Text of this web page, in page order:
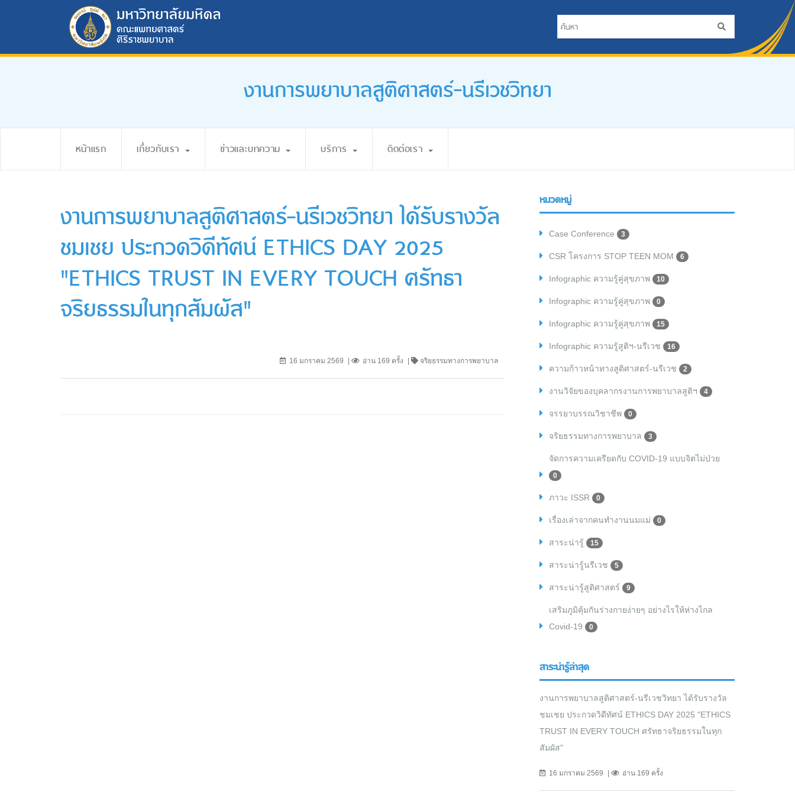
งานการพยาบาลสูติศาสตร์-นรีเวชวิทยา
หน้าแรก เกี่ยวกับเรา ข่าวและบทความ บริการ ติดต่อเรา
งานการพยาบาลสูติศาสตร์-นรีเวชวิทยา ได้รับรางวัล
ชมเชย ประกวดวิดีทัศน์ ETHICS DAY 2025
"ETHICS TRUST IN EVERY TOUCH ศรัทธา
จริยธรรมในทุกสัมผัส"
16 มกราคม 2569 อ่าน 169 ครั้ง จริยธรรมทางการพยาบาล
หมวดหมู่
Case Conference 3
CSR โครงการ STOP TEEN MOM 6
Infographic ความรู้คู่สุขภาพ 10
Infographic ความรู้คู่สุขภาพ 0
Infographic ความรู้คู่สุขภาพ 15
Infographic ความรู้สูติฯ-นรีเวช 16
ความก้าวหน้าทางสูติศาสตร์-นรีเวช 2
งานวิจัยของบุคลากรงานการพยาบาลสูติฯ 4
จรรยาบรรณวิชาชีพ 0
จริยธรรมทางการพยาบาล 3
จัดการความเครียดกับ COVID-19 แบบจิตไม่ป่วย
0
ภาวะ ISSR 0
เรื่องเล่าจากคนทำงานนมแม่ 0
สาระน่ารู้ 15
สาระน่ารู้นรีเวช 5
สาระน่ารู้สูติศาสตร์ 9
เสริมภูมิคุ้มกันร่างกายง่ายๆ อย่างไรให้ห่างไกล
Covid-19
0
สาระน่ารู้ล่าสุด
งานการพยาบาลสูติศาสตร์-นรีเวชวิทยา ได้รับรางวัล
ชมเชย ประกวดวิดีทัศน์ ETHICS DAY 2025 "ETHICS
TRUST IN EVERY TOUCH ศรัทธาจริยธรรมในทุก
สัมผัส"
16 มกราคม 2569 อ่าน 169 ครั้ง